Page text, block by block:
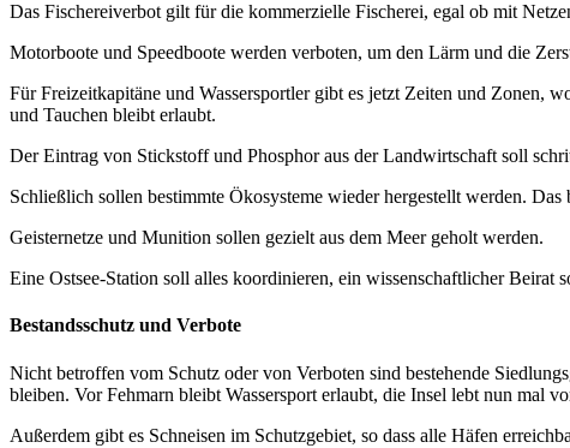
Das Fischereiverbot gilt für die kommerzielle Fischerei, egal ob mit
Motorboote und Speedboote werden verboten, um den Lärm und die
Für Freizeitkapitäne und Wassersportler gibt es jetzt Zeiten und Zonen,
und Tauchen bleibt erlaubt.
Der Eintrag von Stickstoff und Phosphor aus der Landwirtschaft soll
Schließlich sollen bestimmte Ökosysteme wieder hergestellt werden.
Geisternetze und Munition sollen gezielt aus dem Meer geholt werden.
Eine Ostsee-Station soll alles koordinieren, ein wissenschaftlicher Beirat
Bestandsschutz und Verbote
Nicht betroffen vom Schutz oder von Verboten sind bestehende
bleiben. Vor Fehmarn bleibt Wassersport erlaubt, die Insel lebt nun mal
Außerdem gibt es Schneisen im Schutzgebiet, so dass alle Häfen